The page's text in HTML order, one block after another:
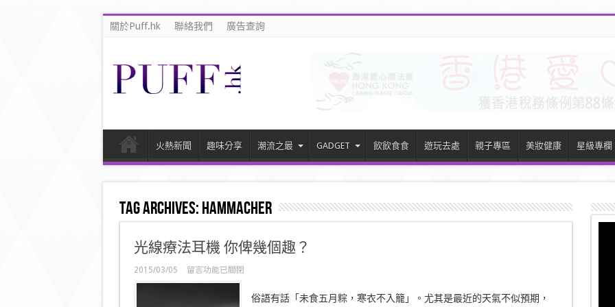
關於Puff.hk 聯絡我們 廣告查詢
火熱新聞 趣味分享 潮流之最 GADGET 飲飲食食 遊玩去處 親子專區 美妝健康 星級專欄
Tag Archives:hammacher
光線療法耳機 你俾幾個趣？
2015/03/05
在
〈光
留言功能已關閉
俗語有話「未食五月粽，寒衣不入籠」。尤其是最近的天氣不似預期，